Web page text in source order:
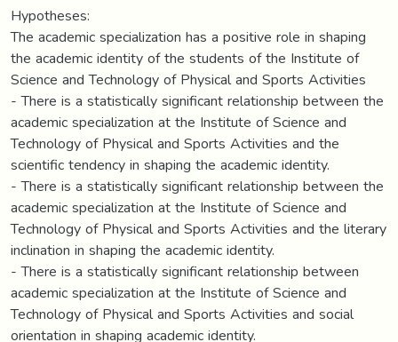
Hypotheses:
The academic specialization has a positive role in shaping
the academic identity of the students of the Institute of
Science and Technology of Physical and Sports Activities
- There is a statistically significant relationship between the
academic specialization at the Institute of Science and
Technology of Physical and Sports Activities and the
scientific tendency in shaping the academic identity.
- There is a statistically significant relationship between the
academic specialization at the Institute of Science and
Technology of Physical and Sports Activities and the literary
inclination in shaping the academic identity.
- There is a statistically significant relationship between
academic specialization at the Institute of Science and
Technology of Physical and Sports Activities and social
orientation in shaping academic identity.